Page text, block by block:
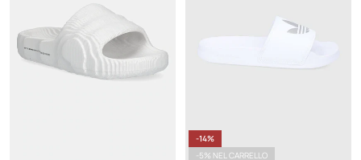
-14%
-5% NEL CARRELLO